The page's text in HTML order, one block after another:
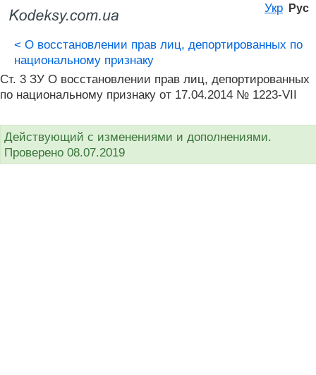
Укр Рус
< О восстановлении прав лиц, депортированных по
национальному признаку
Ст. 3 ЗУ О восстановлении прав лиц, депортированных
по национальному признаку от 17.04.2014 № 1223-VII
Действующий с изменениями и дополнениями.
Проверено 08.07.2019